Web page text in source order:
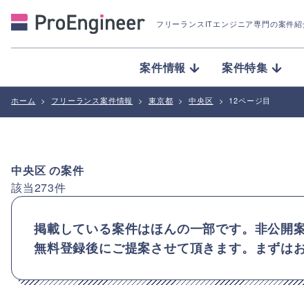
フリーランスITエンジニア専門の案件紹
案件情報 案件特集
ホーム > フリーランス案件情報 > 東京都 > 中央区 > 12ページ目
中央区の案件
該当273件
掲載している案件はほんの一部です。非公開
無料登録後にご提案させて頂きます。まずは